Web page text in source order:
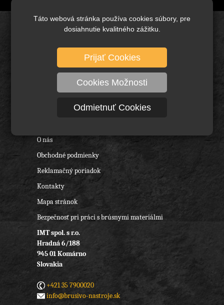
Táto webová stránka používa cookies súbory, pre
dosiahnutie kvalitného zážitku.
Prijať Cookies
Cookies Možnosti
Odmietnuť Cookies
Brusivo základné
Keramické brusivo
Diamantové brusivo
Technické kefy a pílové kotúče
Rezné nástroje, vrtáky a frézy
O nás
Obchodné podmienky
Reklamačný poriadok
Kontakty
Mapa stránok
Bezpečnosť pri práci s brúsnymi materiálmi
IMT spol. s r.o.
Hradná 6/188
945 01 Komárno
Slovakia
+421 35 7900020
info@brusivo-nastroje.sk